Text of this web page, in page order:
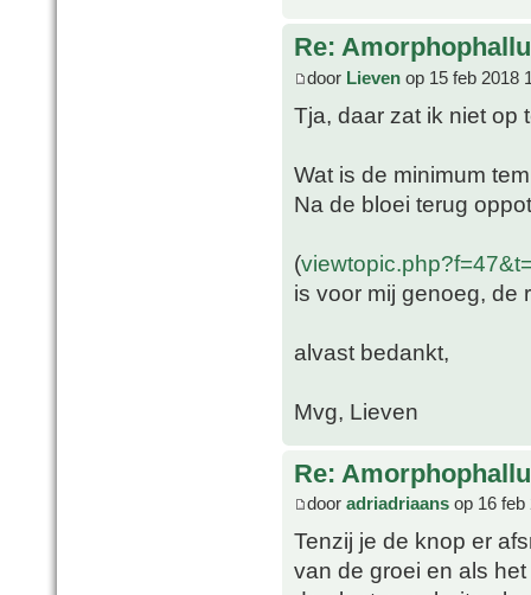
Re:
door Lieven op 15 feb 2018
Tja, daar zat ik niet op
Wat is de minimum
Na de bloei terug
(
is voor mij genoeg, de
alvast bedankt,
Mvg, Lieven
Re:
door adriadriaans op 16 feb
Tenzij je de knop er
van de groei en als